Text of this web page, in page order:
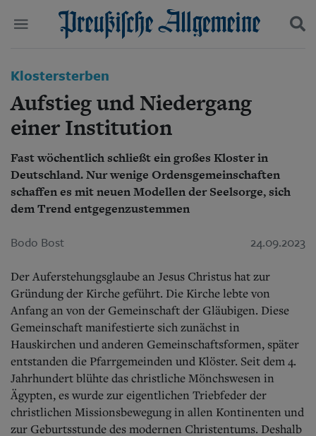
Start
Wer wir sind
Aktuelle Ausgabe
Abonnenten-Login
Abonnent werden
Abo Prämien
Archiv
Mediadaten
Wirtschaft
Panorama
Gesellschaft
Leben
Geschichte
Ostpreußen
Pommern
Berlin-Brandenburg
Kontakt
Suchen und finden
Klostersterben
Aufstieg und Niedergang
einer Institution
Fast wöchentlich schließt ein großes Kloster in
Deutschland. Nur wenige Ordensgemeinschaften
schaffen es mit neuen Modellen der Seelsorge, sich
dem Trend entgegenzustemmen
Bodo Bost 24.09.2023
Der Auferstehungsglaube an Jesus Christus hat zur
Gründung der Kirche geführt. Die Kirche lebte von
Anfang an von der Gemeinschaft der Gläubigen. Diese
Gemeinschaft manifestierte sich zunächst in
Hauskirchen und anderen Gemeinschaftsformen, später
entstanden die Pfarrgemeinden und Klöster. Seit dem 4.
Jahrhundert blühte das christliche Mönchswesen in
Ägypten, es wurde zur eigentlichen Triebfeder der
christlichen Missionsbewegung in allen Kontinenten und
zur Geburtsstunde des modernen Christentums. Deshalb